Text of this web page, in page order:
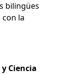
bilingües
la
Ciencia